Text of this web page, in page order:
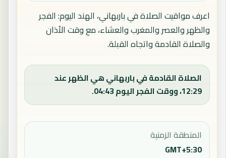
اعرف مواقيت الصلاة في باربهاني، الهند اليوم: الفجر
والظهر والعصر والمغرب والعشاء، مع وقت الأذان
والصلاة القادمة واتجاه القبلة.
الصلاة القادمة في باربهاني هي الظهر عند
12:29، ووقت الفجر اليوم 04:43.
المنطقة الزمنية
GMT+5:30